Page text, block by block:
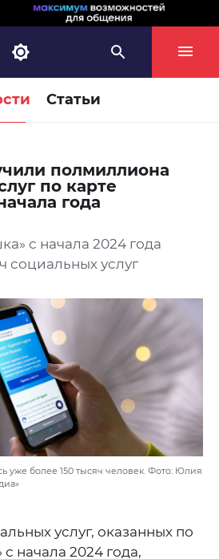
Статьи
полмиллиона
по карте
года
с начала 2024 года
социальных услуг
уже более 150 тысяч человек. Фото: Юлия
услуг, оказанных по
начала 2024 года,